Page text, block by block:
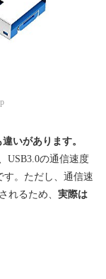
いがあります。
USB3.0の通信速度
す。ただし、通信速
れるため、 実際は